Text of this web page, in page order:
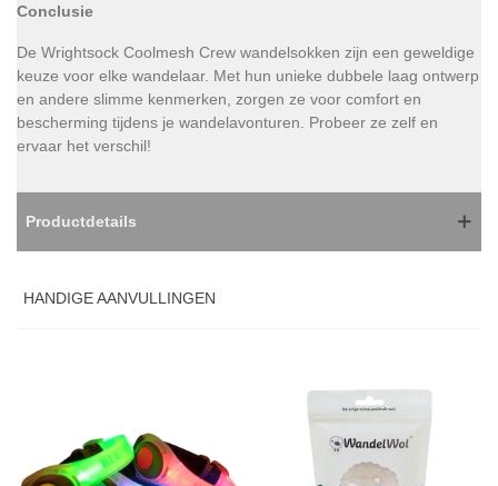
Conclusie
De Wrightsock Coolmesh Crew wandelsokken zijn een geweldige
keuze voor elke wandelaar. Met hun unieke dubbele laag ontwerp
en andere slimme kenmerken, zorgen ze voor comfort en
bescherming tijdens je wandelavonturen. Probeer ze zelf en
ervaar het verschil!
Productdetails
HANDIGE AANVULLINGEN